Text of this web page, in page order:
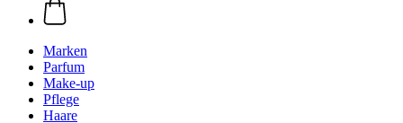
Marken
Parfum
Make-up
Pflege
Haare